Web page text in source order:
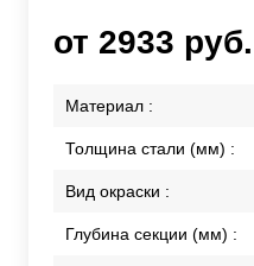
от 2933
Материал :
Толщина стали (мм) :
Вид окраски :
Глубина секции (мм) :